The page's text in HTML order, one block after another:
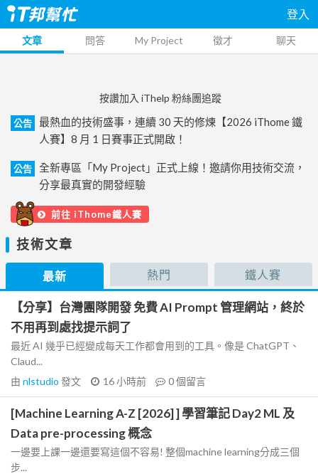
登入
文章 問答 My Project 徵才 聊天
按讚加入 iThelp 粉絲團追蹤
公告
最熱血的技術盛事，連續 30 天的修煉【2026 iThome 鐵
人賽】8 月 1 日賽事正式開啟！
公告
全新專區「My Project」正式上線！邀請你用技術交流，
分享最真實的開發經驗
前往 iThome鐵人賽
技術文章
最新 熱門 鐵人賽
【分享】台灣團隊開發 免費 AI Prompt 管理網站，終於
不用再到處找提示詞了
最近 AI 幾乎已經變成每天工作都會用到的工具。像是 ChatGPT、
Claud...
由 nlstudio 發文 16 小時前 0個留言
[Machine Learning A-Z [2026] ] 學習筆記 Day2 ML 及
Data pre-processing 概念
一邊要上課一邊還要寫這個不容易! 整個machine learning分成三個
步...